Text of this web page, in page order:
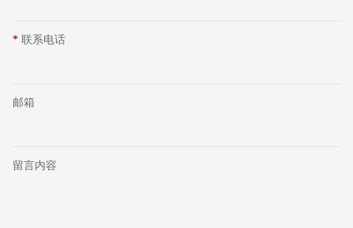
* 联系电话
邮箱
留言内容